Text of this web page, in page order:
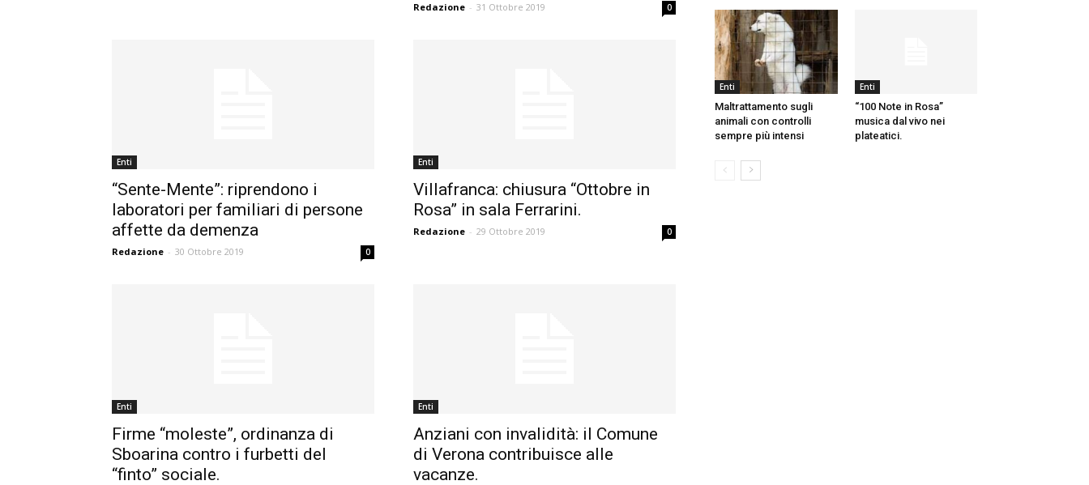
Redazione - 31 Ottobre 2019 0
Enti
“Sente-Mente”: riprendono i
laboratori per familiari di persone
affette da demenza
Redazione - 30 Ottobre 2019 0
Enti
Villafranca: chiusura “Ottobre in
Rosa” in sala Ferrarini.
Redazione - 29 Ottobre 2019 0
Enti
Firme “moleste”, ordinanza di
Sboarina contro i furbetti del
“finto” sociale.
Enti
Anziani con invalidità: il Comune
di Verona contribuisce alle
vacanze.
Enti
Maltrattamento sugli
animali con controlli
sempre più intensi
Enti
“100 Note in Rosa”
musica dal vivo nei
plateatici.